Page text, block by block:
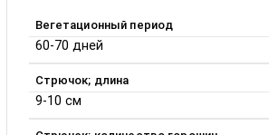
Вегетационный период
60-70 дней
Стрючок; длина
9-10 см